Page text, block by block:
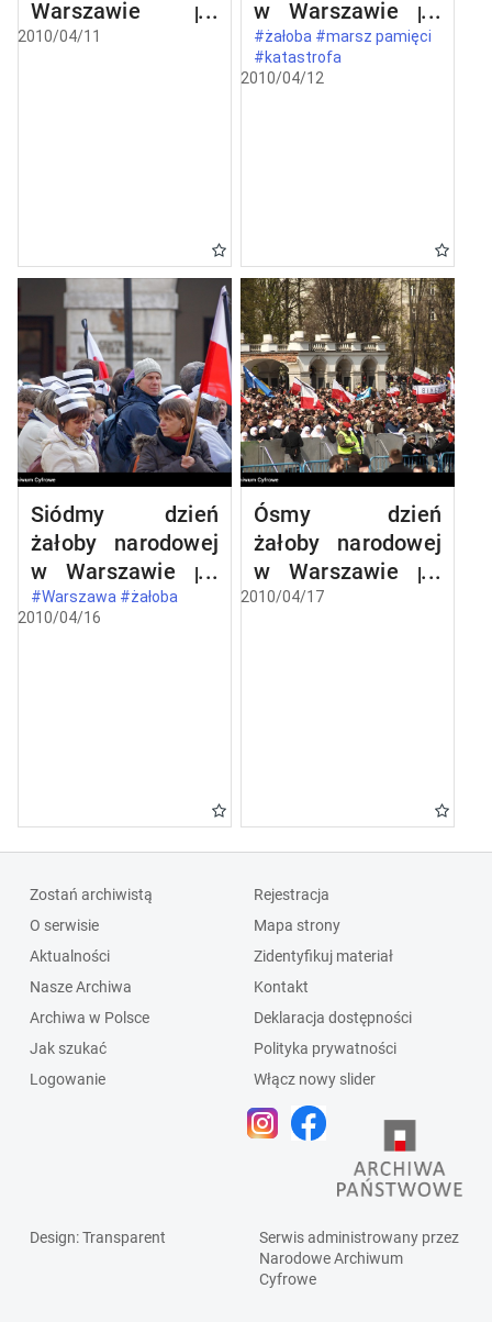
Warszawie po
katastrofie
2010/04/11
w Warszawie po
katastrofie
lotniczej w
#żałoba #marsz pamięci
#katastrofa
2010/04/12
Siódmy dzień
żałoby narodowej
w Warszawie po
katastrofie
lotniczej w
#Warszawa #żałoba
2010/04/16
Ósmy dzień
żałoby narodowej
w Warszawie po
katastrofie
2010/04/17
Zostań archiwistą
O serwisie
Aktualności
Nasze Archiwa
Archiwa w Polsce
Jak szukać
Logowanie
Rejestracja
Mapa strony
Zidentyfikuj materiał
Kontakt
Deklaracja dostępności
Polityka prywatności
Włącz nowy slider
Design: Transparent
Serwis administrowany przez
Narodowe Archiwum
Cyfrowe